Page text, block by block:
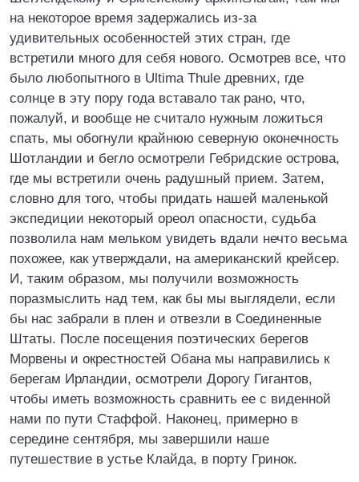
на некоторое время задержались из-за
удивительных особенностей этих стран, где
встретили много для себя нового. Осмотрев все, что
было любопытного в Ultima Thule древних, где
солнце в эту пору года вставало так рано, что,
пожалуй, и вообще не считало нужным ложиться
спать, мы обогнули крайнюю северную оконечность
Шотландии и бегло осмотрели Гебридские острова,
где мы встретили очень радушный прием. Затем,
словно для того, чтобы придать нашей маленькой
экспедиции некоторый ореол опасности, судьба
позволила нам мельком увидеть вдали нечто весьма
похожее, как утверждали, на американский крейсер.
И, таким образом, мы получили возможность
поразмыслить над тем, как бы мы выглядели, если
бы нас забрали в плен и отвезли в Соединенные
Штаты. После посещения поэтических берегов
Морвены и окрестностей Обана мы направились к
берегам Ирландии, осмотрели Дорогу Гигантов,
чтобы иметь возможность сравнить ее с виденной
нами по пути Стаффой. Наконец, примерно в
середине сентября, мы завершили наше
путешествие в устье Клайда, в порту Гринок.